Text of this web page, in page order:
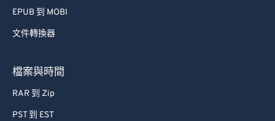
EPUB 到 MOBI
文件轉換器
檔案與時間
RAR 到 Zip
PST 到 EST